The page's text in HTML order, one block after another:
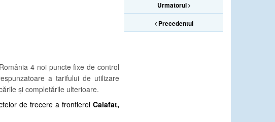
Urmatorul
Precedentul
4 noi puncte fixe de control
a tarifului de utilizare
și completările ulterioare.
de trecere a frontierei Calafat,